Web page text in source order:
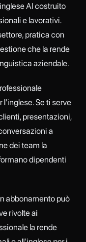
AI costruito
e lavorativi.
pratica con
che la rende
aziendale.
l'inglese. Se ti serve
presentazioni,
a
dei team la
dipendenti
abbonamento può
rivolte ai
la rende